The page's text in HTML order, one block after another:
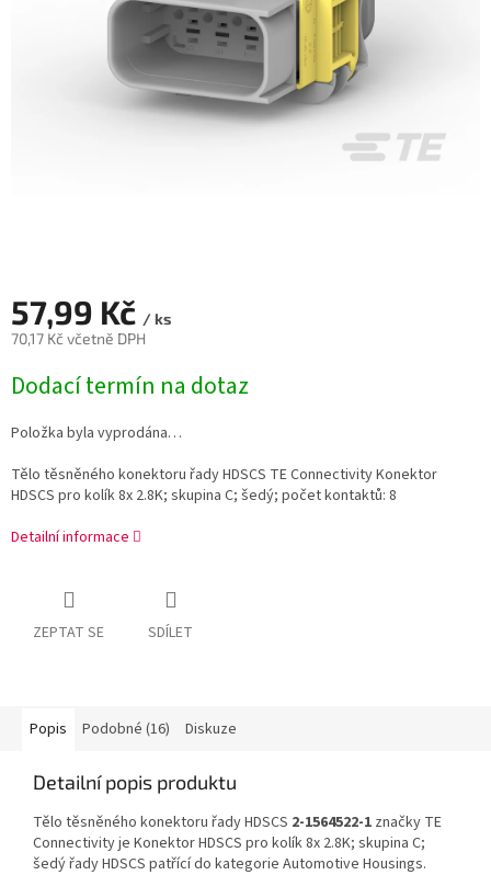
57,99 Kč / ks
70,17 Kč včetně DPH
cena:
Dodací termín na dotaz
Položka byla vyprodána…
Tělo těsněného konektoru řady HDSCS TE Connectivity Konektor
HDSCS pro kolík 8x 2.8K; skupina C; šedý; počet kontaktů: 8
Detailní informace
ZEPTAT SE SDÍLET
Popis Podobné (16) Diskuze
Detailní popis produktu
Tělo těsněného konektoru řady HDSCS 2-1564522-1 značky TE
Connectivity je Konektor HDSCS pro kolík 8x 2.8K; skupina C;
šedý řady HDSCS patřící do kategorie Automotive Housings.